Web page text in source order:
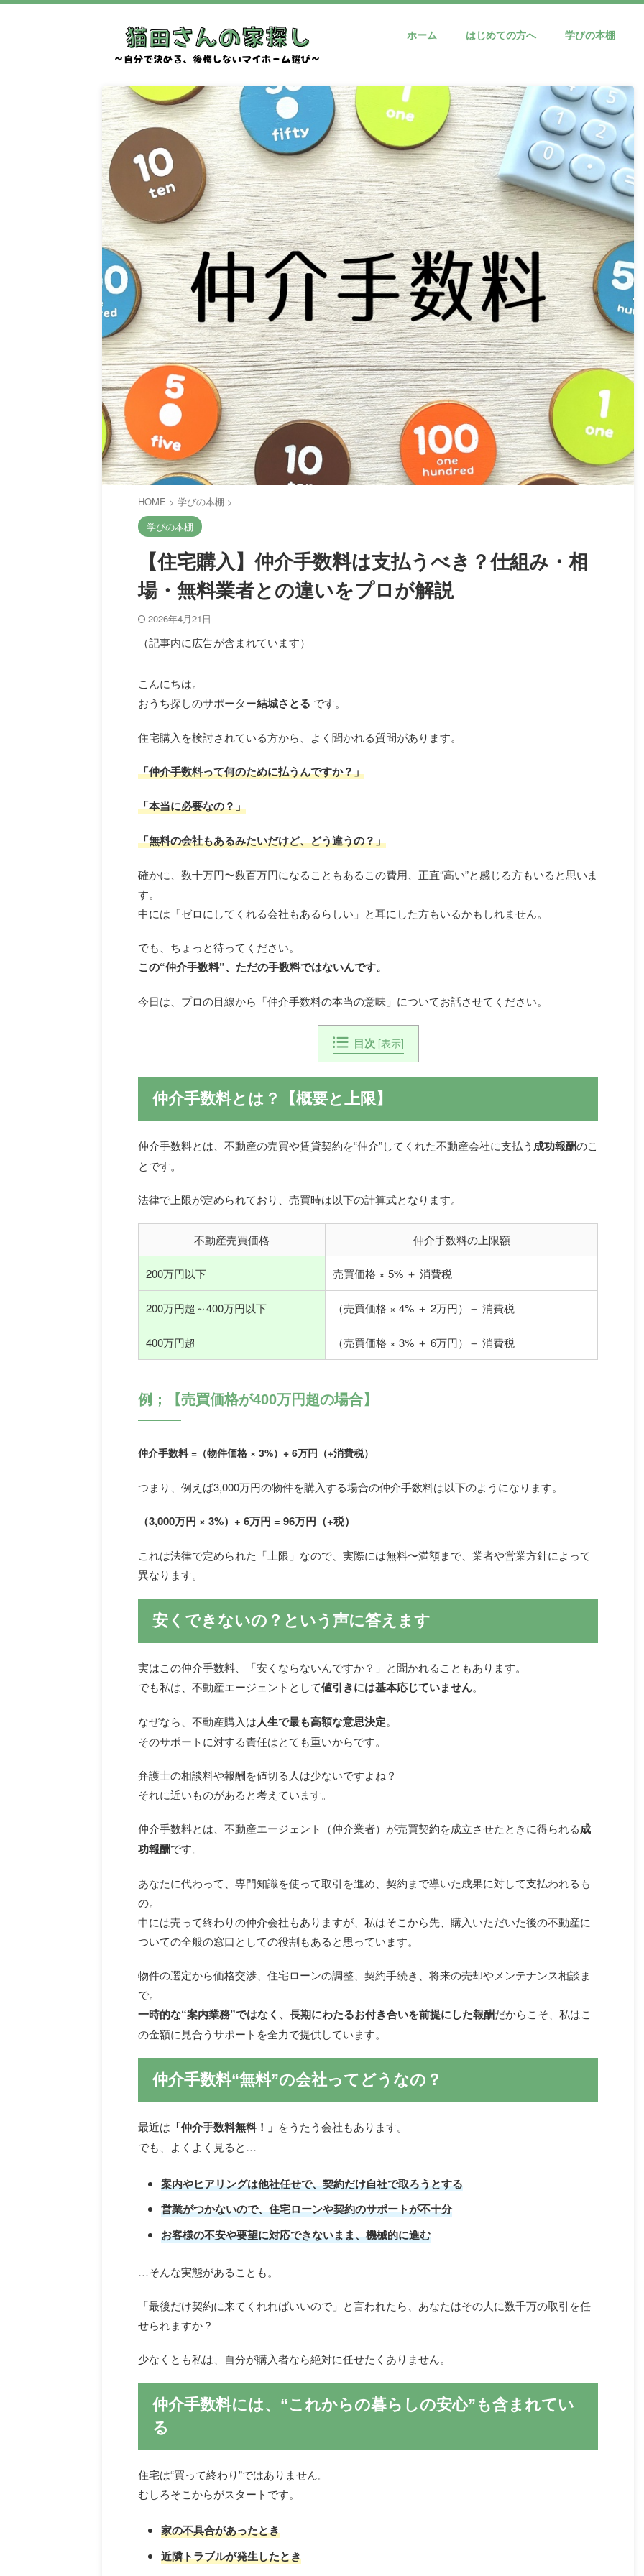
ホーム はじめての方へ 学びの本棚
HOME > 学びの本棚 >
学びの本棚
【住宅購入】仲介手数料は支払うべき？仕組み・相
場・無料業者との違いをプロが解説
2026年4月21日
（記事内に広告が含まれています）
こんにちは。
おうち探しのサポーター結城さとる です。
住宅購入を検討されている方から、よく聞かれる質問があります。
「仲介手数料って何のために払うんですか？」
「本当に必要なの？」
「無料の会社もあるみたいだけど、どう違うの？」
確かに、数十万円〜数百万円になることもあるこの費用、正直“高い”と感じる方もいると思いま
す。
中には「ゼロにしてくれる会社もあるらしい」と耳にした方もいるかもしれません。
でも、ちょっと待ってください。
この“仲介手数料”、ただの手数料ではないんです。
今日は、プロの目線から「仲介手数料の本当の意味」についてお話させてください。
目次 [表示]
仲介手数料とは？【概要と上限】
仲介手数料とは、不動産の売買や賃貸契約を“仲介”してくれた不動産会社に支払う成功報酬のこ
とです。
法律で上限が定められており、売買時は以下の計算式となります。
不動産売買価格 仲介手数料の上限額
200万円以下 売買価格 × 5% ＋ 消費税
200万円超～400万円以下 （売買価格 × 4% ＋ 2万円）＋ 消費税
400万円超 （売買価格 × 3% ＋ 6万円）＋ 消費税
例；【売買価格が400万円超の場合】
仲介手数料 =（物件価格 × 3%）+ 6万円（+消費税）
つまり、例えば3,000万円の物件を購入する場合の仲介手数料は以下のようになります。
（3,000万円 × 3%）+ 6万円 = 96万円（+税）
これは法律で定められた「上限」なので、実際には無料〜満額まで、業者や営業方針によって
異なります。
安くできないの？という声に答えます
実はこの仲介手数料、「安くならないんですか？」と聞かれることもあります。
でも私は、不動産エージェントとして値引きには基本応じていません。
なぜなら、不動産購入は人生で最も高額な意思決定。
そのサポートに対する責任はとても重いからです。
弁護士の相談料や報酬を値切る人は少ないですよね？
それに近いものがあると考えています。
仲介手数料とは、不動産エージェント（仲介業者）が売買契約を成立させたときに得られる成
功報酬です。
あなたに代わって、専門知識を使って取引を進め、契約まで導いた成果に対して支払われるも
の。
中には売って終わりの仲介会社もありますが、私はそこから先、購入いただいた後の不動産に
ついての全般の窓口としての役割もあると思っています。
物件の選定から価格交渉、住宅ローンの調整、契約手続き、将来の売却やメンテナンス相談ま
で。
一時的な“案内業務”ではなく、長期にわたるお付き合いを前提にした報酬だからこそ、私はこ
の金額に見合うサポートを全力で提供しています。
仲介手数料“無料”の会社ってどうなの？
最近は 「仲介手数料無料！」 をうたう会社もあります。
でも、よくよく見ると…
案内やヒアリングは他社任せで、契約だけ自社で取ろうとする
営業がつかないので、住宅ローンや契約のサポートが不十分
お客様の不安や要望に対応できないまま、機械的に進む
…そんな実態があることも。
「最後だけ契約に来てくれればいいので」と言われたら、あなたはその人に数千万の取引を任
せられますか？
少なくとも私は、自分が購入者なら絶対に任せたくありません。
仲介手数料には、“これからの暮らしの安心”も含まれてい
る
住宅は“買って終わり”ではありません。
むしろそこからがスタートです。
家の不具合があったとき
近隣トラブルが発生したとき